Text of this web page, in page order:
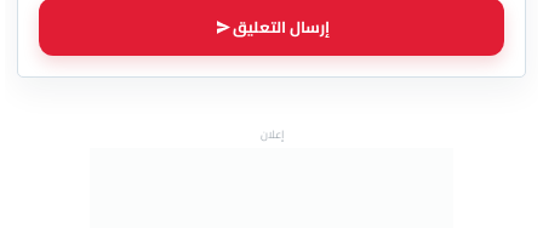
إرسال التعليق
إعلان